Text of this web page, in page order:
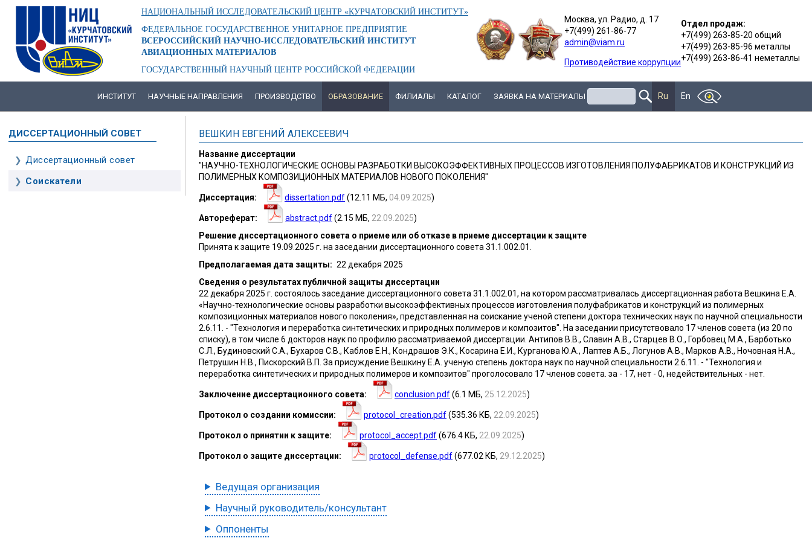
Перейти
основному
содержанию
НАЦИОНАЛЬНЫЙ ИССЛЕДОВАТЕЛЬСКИЙ ЦЕНТР «КУРЧАТОВСКИЙ ИНСТИТУТ»
ФЕДЕРАЛЬНОЕ ГОСУДАРСТВЕННОЕ УНИТАРНОЕ ПРЕДПРИЯТИЕ
ВСЕРОССИЙСКИЙ НАУЧНО-ИССЛЕДОВАТЕЛЬСКИЙ ИНСТИТУТ
АВИАЦИОННЫХ МАТЕРИАЛОВ
ГОСУДАРСТВЕННЫЙ НАУЧНЫЙ ЦЕНТР РОССИЙСКОЙ ФЕДЕРАЦИИ
Москва, ул. Радио, д. 17
+7(499) 261-86-77
admin@viam.ru
Противодействие коррупции
Отдел продаж:
+7(499) 263-85-20 общий
+7(499) 263-85-96 металлы
+7(499) 263-86-41 неметаллы
ИНСТИТУТ НАУЧНЫЕ НАПРАВЛЕНИЯ ПРОИЗВОДСТВО ОБРАЗОВАНИЕ ФИЛИАЛЫ КАТАЛОГ ЗАЯВКА НА МАТЕРИАЛЫ Ru En
ДИССЕРТАЦИОННЫЙ СОВЕТ
ОСНОВНАЯ
Диссертационный совет
Соискатели
ВЕШКИН ЕВГЕНИЙ АЛЕКСЕЕВИЧ
Название диссертации
"НАУЧНО-ТЕХНОЛОГИЧЕСКИЕ ОСНОВЫ РАЗРАБОТКИ ВЫСОКОЭФФЕКТИВНЫХ ПРОЦЕССОВ ИЗГОТОВЛЕНИЯ ПОЛУФАБРИКАТОВ И КОНСТРУКЦИЙ ИЗ
ПОЛИМЕРНЫХ КОМПОЗИЦИОННЫХ МАТЕРИАЛОВ НОВОГО ПОКОЛЕНИЯ"
Диссертация dissertation.pdf(12.11 МБ, 04.09.2025)
Автореферат abstract.pdf(2.15 МБ, 22.09.2025)
Решение диссертационного совета о приеме или об отказе в приеме диссертации к защите
Принята к защите 19.09.2025 г. на заседании диссертационного совета 31.1.002.01.
Предполагаемая дата защиты
22 декабря 2025
Сведения о результатах публичной защиты диссертации
22 декабря 2025 г. состоялось заседание диссертационного совета 31.1.002.01, на котором рассматривалась диссертационная работа Вешкина Е.А.
«Научно-технологические основы разработки высокоэффективных процессов изготовления полуфабрикатов и конструкций из полимерных
композиционных материалов нового поколения», представленная на соискание ученой степени доктора технических наук по научной специальности
2.6.11. - "Технология и переработка синтетических и природных полимеров и композитов". На заседании присутствовало 17 членов совета (из 20 по
списку), в том числе 6 докторов наук по профилю рассматриваемой диссертации. Антипов В.В., Славин А.В., Старцев В.О., Горбовец М.А., Барботько
С.Л., Будиновский С.А., Бухаров С.В., Каблов Е.Н., Кондрашов Э.К., Косарина Е.И., Курганова Ю.А., Лаптев А.Б., Логунов А.В., Марков А.В., Ночовная Н.А.,
Петрушин Н.В., Пискорский В.П. За присуждение Вешкину Е.А. ученую степень доктора наук по научной специальности 2.6.11. - "Технология и
переработка синтетических и природных полимеров и композитов" проголосовало 17 членов совета. за - 17, нет - 0, недействительных - нет.
Заключение диссертационного совета conclusion.pdf(6.1 МБ, 25.12.2025)
Протокол о создании комиссии protocol_creation.pdf(535.36 КБ, 22.09.2025)
Протокол о принятии к защите protocol_accept.pdf(676.4 КБ, 22.09.2025)
Протокол о защите диссертации protocol_defense.pdf(677.02 КБ, 29.12.2025)
Ведущая организация
Научный руководитель/консультант
Оппоненты